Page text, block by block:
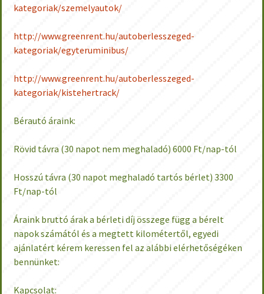
kategoriak/szemelyautok/
http://www.greenrent.hu/autoberlesszeged-
kategoriak/egyteruminibus/
http://www.greenrent.hu/autoberlesszeged-
kategoriak/kistehertrack/
Bérautó áraink:
Rövid távra (30 napot nem meghaladó) 6000 Ft/nap-tól
Hosszú távra (30 napot meghaladó tartós bérlet) 3300
Ft/nap-tól
Áraink bruttó árak a bérleti díj összege függ a bérelt
napok számától és a megtett kilométertől, egyedi
ajánlatért kérem keressen fel az alábbi elérhetőségéken
bennünket:
Kapcsolat: